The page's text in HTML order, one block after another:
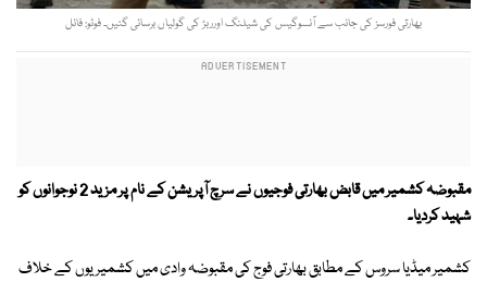
بھارتی فورسز کی جانب سے آنسوگیس کی شیلنگ اورربڑ کی گولیاں برسائی گئیں۔ فوٹو: فائل
مقبوضہ کشمیر میں قابض بھارتی فوجیوں نے سرچ آپریشن کے نام پر مزید 2 نوجوانوں کو
شہید کردیا۔
کشمیر میڈیا سروس کے مطابق بھارتی فوج کی مقبوضہ وادی میں کشمیریوں کے خلاف